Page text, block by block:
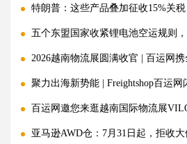
特朗普：这些产品叠加征收15%关
五个东盟国家收紧锂电池空运规则
2026越南物流展圆满收官 | 百运网
聚力出海新势能 | Freightshop百运
百运网邀您来逛越南国际物流展
亚马逊AWD仓：7月31日起，拒收